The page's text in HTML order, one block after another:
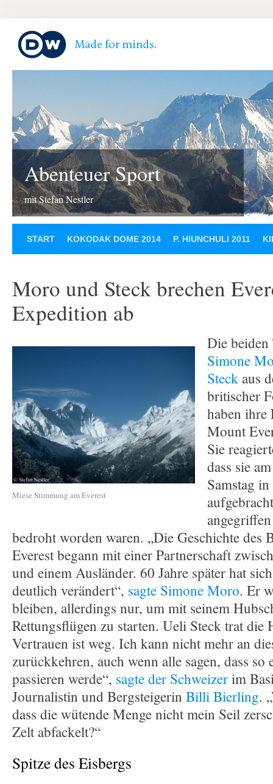
Abenteuer Sport
mit Stefan Nestler
START KOKODAK DOME 2014 P. HIUNCHULI 2011
Moro und Steck brechen
Expedition ab
Miese Stimmung am Everest
Die beiden
Simone
Steck aus
britischer
haben ihre
Mount
Sie
dass sie
Samstag
bedroht worden waren. „Die Geschichte des
Everest begann mit einer Partnerschaft
und einem Ausländer. 60 Jahre später hat
deutlich verändert“, sagte Simone Moro. Er
bleiben, allerdings nur, um mit seinem
Rettungsflügen zu starten. Ueli Steck trat die
Vertrauen ist weg. Ich kann nicht mehr an
zurückkehren, auch wenn alle sagen, dass so
passieren werde“, sagte der Schweizerim
Journalistin und Bergsteigerin Billi Bierling.
dass die wütende Menge nicht mein Seil
Zelt abfackelt?“
Spitze des Eisbergs